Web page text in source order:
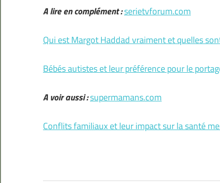
A lire en complément :serietvforum.com
Qui est Margot Haddad vraiment et quelles
Bébés autistes et leur préférence pour le
A voir aussi :supermamans.com
Conflits familiaux et leur impact sur la santé